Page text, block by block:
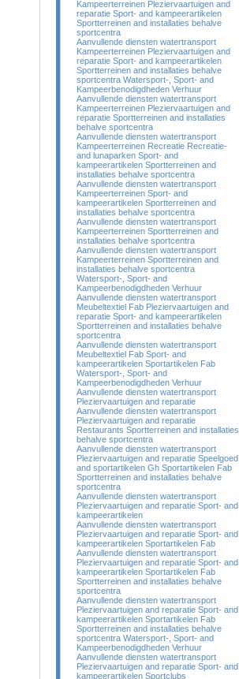
Kampeerterreinen Pleziervaartuigen and
reparatie Sport- and kampeerartikelen
Sportterreinen and installaties behalve
sportcentra
Aanvullende diensten watertransport
Kampeerterreinen Pleziervaartuigen and
reparatie Sport- and kampeerartikelen
Sportterreinen and installaties behalve
sportcentra Watersport-, Sport- and
Kampeerbenodigdheden Verhuur
Aanvullende diensten watertransport
Kampeerterreinen Pleziervaartuigen and
reparatie Sportterreinen and installaties
behalve sportcentra
Aanvullende diensten watertransport
Kampeerterreinen Recreatie Recreatie-
and lunaparken Sport- and
kampeerartikelen Sportterreinen and
installaties behalve sportcentra
Aanvullende diensten watertransport
Kampeerterreinen Sport- and
kampeerartikelen Sportterreinen and
installaties behalve sportcentra
Aanvullende diensten watertransport
Kampeerterreinen Sportterreinen and
installaties behalve sportcentra
Aanvullende diensten watertransport
Kampeerterreinen Sportterreinen and
installaties behalve sportcentra
Watersport-, Sport- and
Kampeerbenodigdheden Verhuur
Aanvullende diensten watertransport
Meubeltextiel Fab Pleziervaartuigen and
reparatie Sport- and kampeerartikelen
Sportterreinen and installaties behalve
sportcentra
Aanvullende diensten watertransport
Meubeltextiel Fab Sport- and
kampeerartikelen Sportartikelen Fab
Watersport-, Sport- and
Kampeerbenodigdheden Verhuur
Aanvullende diensten watertransport
Pleziervaartuigen and reparatie
Aanvullende diensten watertransport
Pleziervaartuigen and reparatie
Restaurants Sportterreinen and installaties
behalve sportcentra
Aanvullende diensten watertransport
Pleziervaartuigen and reparatie Speelgoed
and sportartikelen Gh Sportartikelen Fab
Sportterreinen and installaties behalve
sportcentra
Aanvullende diensten watertransport
Pleziervaartuigen and reparatie Sport- and
kampeerartikelen
Aanvullende diensten watertransport
Pleziervaartuigen and reparatie Sport- and
kampeerartikelen Sportartikelen Fab
Aanvullende diensten watertransport
Pleziervaartuigen and reparatie Sport- and
kampeerartikelen Sportartikelen Fab
Sportterreinen and installaties behalve
sportcentra
Aanvullende diensten watertransport
Pleziervaartuigen and reparatie Sport- and
kampeerartikelen Sportartikelen Fab
Sportterreinen and installaties behalve
sportcentra Watersport-, Sport- and
Kampeerbenodigdheden Verhuur
Aanvullende diensten watertransport
Pleziervaartuigen and reparatie Sport- and
kampeerartikelen Sportclubs